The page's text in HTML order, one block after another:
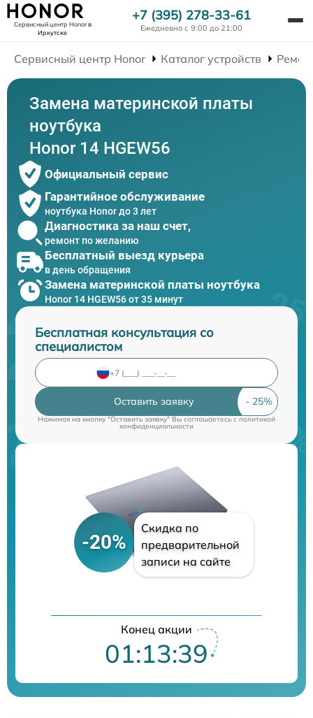
Сервисный центр Honorв
Иркутске
+7 (395) 278-33-61
Ежедневно с 9:00 до 21:00
Сервисный центр Honor Каталог устройств
Замена материнской платы
ноутбука
Honor 14 HGEW56
Официальный сервис
Гарантийное обслуживание
ноутбука Honor до 3 лет
Диагностика за наш счет,
ремонт по желанию
Бесплатный выезд курьера
в день обращения
Замена материнской платы ноутбука
Honor 14 HGEW56 от 35 минут
Бесплатная консультация со
специалистом
Оставить заявку
Нажимая на кнопку "Оставить заявку" Вы соглашаетесь cполитикой
конфиденциальности
-20%
Скидка по
предварительной
записи на сайте
Конец акции
01:13:38